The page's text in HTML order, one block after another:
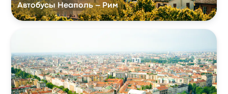
Автобусы Неаполь – Рим